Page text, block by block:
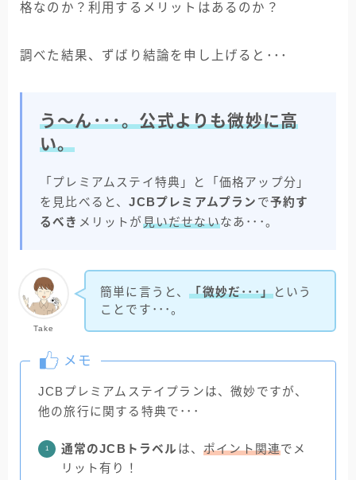
格なのか？利用するメリットはあるのか？
調べた結果、ずばり結論を申し上げると･･･
う～ん･･･。公式よりも微妙に高
い。
「プレミアムステイ特典」と「価格アップ分」
を見比べると、JCBプレミアムプラン で予約す
るべき メリットが見いだせないなあ･･･。
Take
簡単に言うと、「微妙だ･･･」という
ことです･･･。
メモ
JCBプレミアムステイプランは、微妙ですが、
他の旅行に関する特典で･･･
通常のJCBトラベル は、 ポイント関連でメ
リット有り！